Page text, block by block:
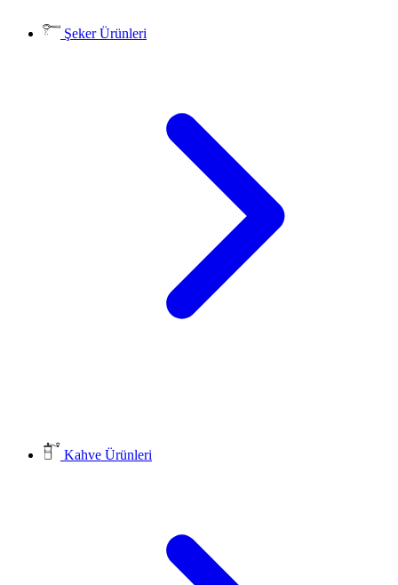
Şeker Ürünleri
Kahve Ürünleri